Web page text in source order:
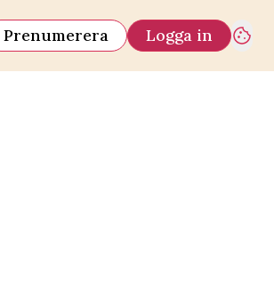
Prenumerera Logga in